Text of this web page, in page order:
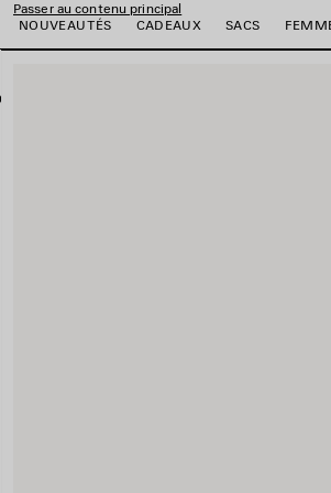
Passer au contenu principal
NOUVEAUTÉS
CADEAUX SACS